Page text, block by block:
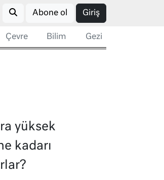
Abone ol Giriş
Çevre Bilim Gezi
yüksek
kadarı